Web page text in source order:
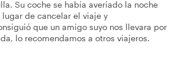
Su coche se había averiado la noche
de cancelar el viaje y
que un amigo suyo nos llevara por
lo recomendamos a otros viajeros.